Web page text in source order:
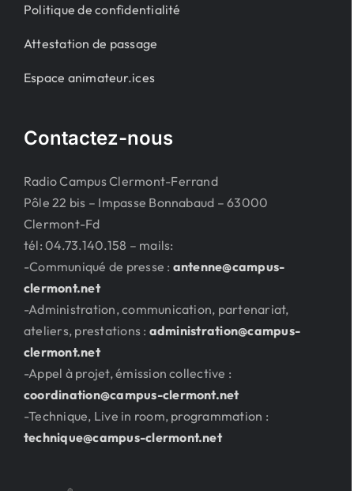
Politique de confidentialité
Attestation de passage
Espace animateur.ices
Contactez-nous
Radio Campus Clermont-Ferrand
Pôle 22 bis – Impasse Bonnabaud – 63000
Clermont-Fd
tél: 04.73.140.158 – mails:
-Communiqué de presse : antenne@campus-
clermont.net
-Administration, communication, partenariat,
ateliers, prestations : administration@campus-
clermont.net
-Appel à projet, émission collective :
coordination@campus-clermont.net
-Technique, Live in room, programmation :
technique@campus-clermont.net